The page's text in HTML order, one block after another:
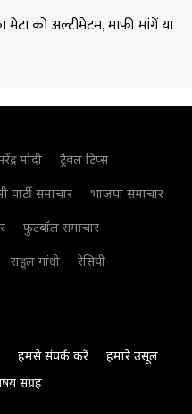
मेटा को अल्टीमेटम, माफी मांगें या
मोदी
ट्रैवल टिप्स
समाचार
भाजपा समाचार
फुटबॉल समाचार
राहुल गांधी
रेसिपी
हमसे संपर्क करें
हमारे उसूल
संग्रह